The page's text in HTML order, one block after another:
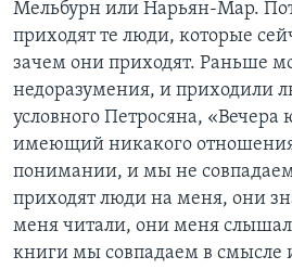
Мельбурн или Нарьян-Мар.
приходят те люди, которые
зачем они приходят. Раньше
недоразумения, и приходили
условного Петросяна, «Вечера
имеющий никакого
понимании, и мы не
приходят люди на меня, они
меня читали, они меня
книги мы совпадаем в смысле